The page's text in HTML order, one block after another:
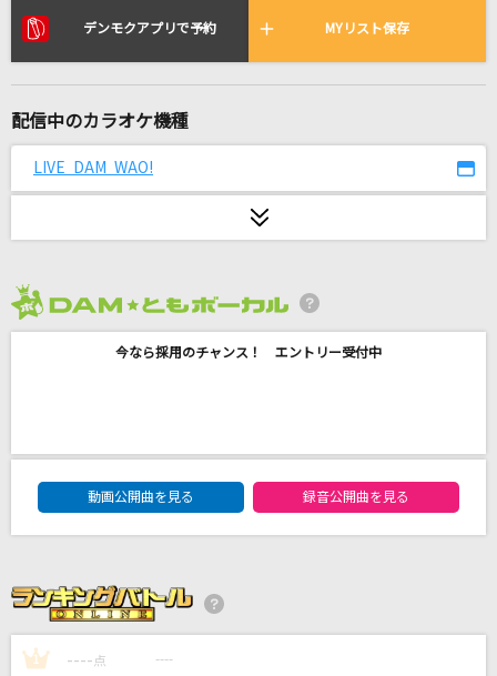
リアルタイムで歌われている曲の一覧
[生音]手をつなごう
歌い継がれてゆく歌のように
霧島連山 風が哭く
B'z
Zoo (From the movie “ Zootopia 2“) [Zoo
デンモクアプリで予約 MYリスト保存
配信中のカラオケ機種
LIVE DAM WAO!
今なら採用のチャンス！ エントリー受付中
DAM★ともボーカルエントリーランキング
動画公開曲を見る
録音公開曲を見る
1 ---- 点 ----